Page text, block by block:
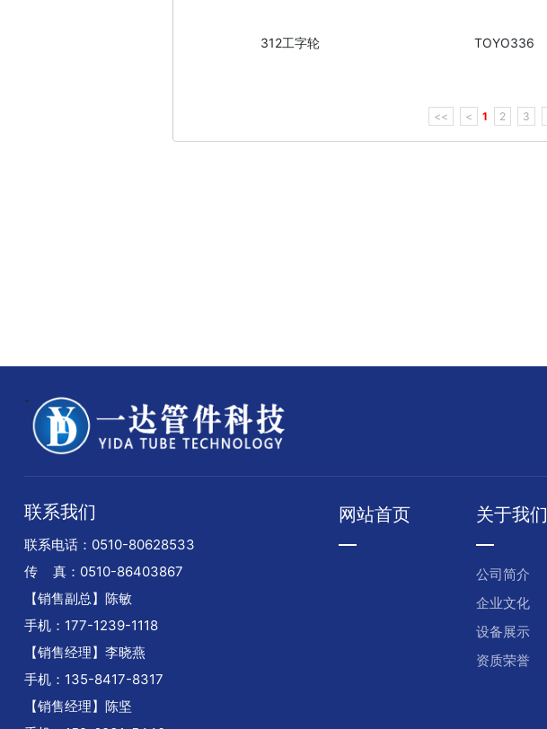
312工字轮 TOYO336
<< < 1 2 3
-
联系我们
联系电话： 0510-80628533
传 真：0510-86403867
【销售副总】陈敏
手机：177-1239-1118
【销售经理】李晓燕
手机：135-8417-8317
【销售经理】陈坚
网站首页 关于我们
公司简介
企业文化
设备展示
资质荣誉